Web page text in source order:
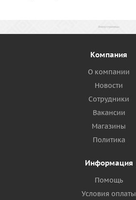
Компания
О компании
Новости
Сотрудники
Вакансии
Магазины
Политика
Информация
Помощь
Условия оплаты